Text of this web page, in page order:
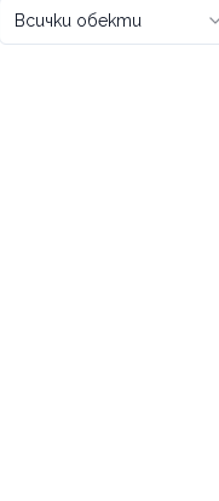
Всички обекти